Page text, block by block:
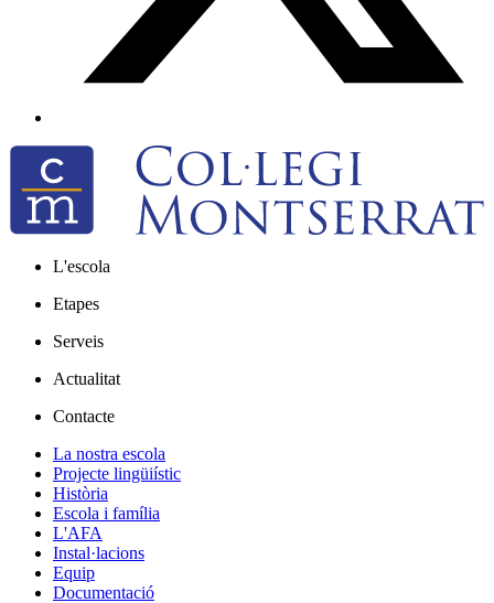
L'escola
Etapes
Serveis
Actualitat
Contacte
La nostra escola
Projecte lingüiístic
Història
Escola i família
L'AFA
Instal·lacions
Equip
Documentació